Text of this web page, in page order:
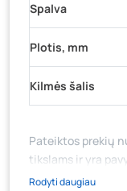
Spalva
Plotis, mm
Kilmės šalis
Pateiktos prekių
tikslams ir yra
prekių ir jų
Rodyti daugiau